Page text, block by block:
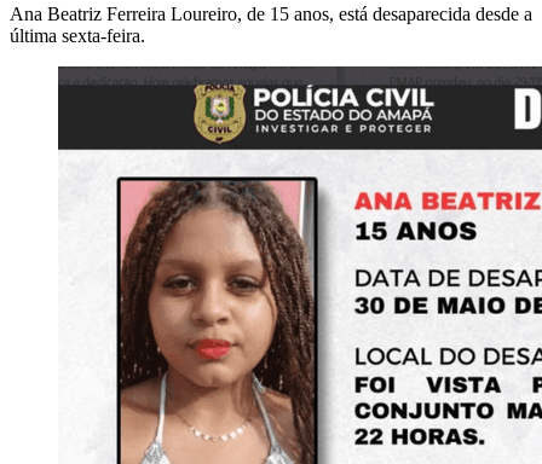
Ana Beatriz Ferreira Loureiro, de 15 anos, está desaparecida desde a
última sexta-feira.